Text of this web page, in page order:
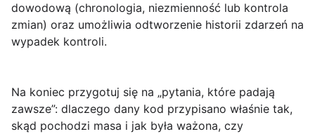
dowodową (chronologia, niezmienność lub kontrola
zmian) oraz umożliwia odtworzenie historii zdarzeń na
wypadek kontroli.
Na koniec przygotuj się na „pytania, które padają
zawsze”: dlaczego dany kod przypisano właśnie tak,
skąd pochodzi masa i jak była ważona, czy